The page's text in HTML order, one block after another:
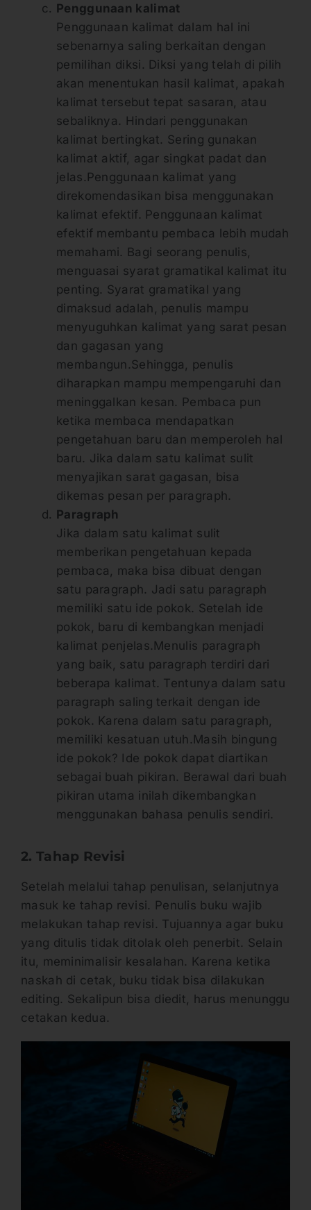
Penggunaan kalimat
Penggunaan kalimat dalam hal ini
sebenarnya saling berkaitan dengan
pemilihan diksi. Diksi yang telah di pilih
akan menentukan hasil kalimat, apakah
kalimat tersebut tepat sasaran, atau
sebaliknya. Hindari penggunakan
kalimat bertingkat. Sering gunakan
kalimat aktif, agar singkat padat dan
jelas.Penggunaan kalimat yang
direkomendasikan bisa menggunakan
kalimat efektif. Penggunaan kalimat
efektif membantu pembaca lebih mudah
memahami. Bagi seorang penulis,
menguasai syarat gramatikal kalimat itu
penting. Syarat gramatikal yang
dimaksud adalah, penulis mampu
menyuguhkan kalimat yang sarat pesan
dan gagasan yang
membangun.Sehingga, penulis
diharapkan mampu mempengaruhi dan
meninggalkan kesan. Pembaca pun
ketika membaca mendapatkan
pengetahuan baru dan memperoleh hal
baru. Jika dalam satu kalimat sulit
menyajikan sarat gagasan, bisa
dikemas pesan per paragraph.
Paragraph
Jika dalam satu kalimat sulit
memberikan pengetahuan kepada
pembaca, maka bisa dibuat dengan
satu paragraph. Jadi satu paragraph
memiliki satu ide pokok. Setelah ide
pokok, baru di kembangkan menjadi
kalimat penjelas.Menulis paragraph
yang baik, satu paragraph terdiri dari
beberapa kalimat. Tentunya dalam satu
paragraph saling terkait dengan ide
pokok. Karena dalam satu paragraph,
memiliki kesatuan utuh.Masih bingung
ide pokok? Ide pokok dapat diartikan
sebagai buah pikiran. Berawal dari buah
pikiran utama inilah dikembangkan
menggunakan bahasa penulis sendiri.
2. Tahap Revisi
Setelah melalui tahap penulisan, selanjutnya
masuk ke tahap revisi. Penulis buku wajib
melakukan tahap revisi. Tujuannya agar buku
yang ditulis tidak ditolak oleh penerbit. Selain
itu, meminimalisir kesalahan. Karena ketika
naskah di cetak, buku tidak bisa dilakukan
editing. Sekalipun bisa diedit, harus menunggu
cetakan kedua.